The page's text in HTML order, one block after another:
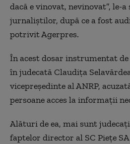
dacă e vinovat, nevinovat”, le-
jurnaliştilor, după ce a fost
potrivit Agerpres.
În acest dosar instrumentat
în judecată Claudiţa
vicepreşedinte al ANRP,
persoane acces la informaţii
Alături de ea, mai sunt
faptelor director al SC Pieţe